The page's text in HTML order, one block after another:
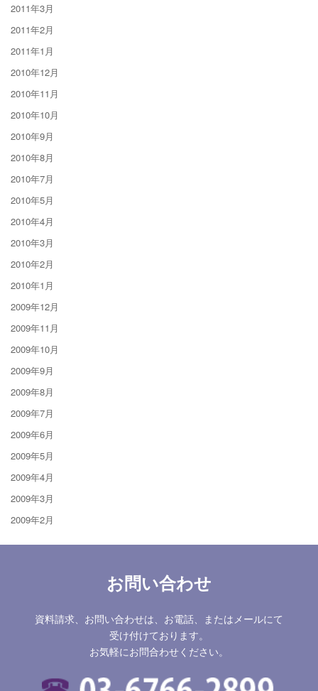
2011年3月
2011年2月
2011年1月
2010年12月
2010年11月
2010年10月
2010年9月
2010年8月
2010年7月
2010年5月
2010年4月
2010年3月
2010年2月
2010年1月
2009年12月
2009年11月
2009年10月
2009年9月
2009年8月
2009年7月
2009年6月
2009年5月
2009年4月
2009年3月
2009年2月
お問い合わせ
資料請求、お問い合わせは、お電話、またはメールにて
受け付けております。
お気軽にお問合わせください。